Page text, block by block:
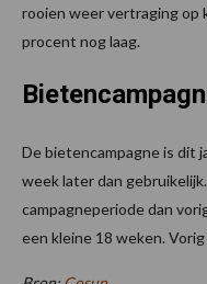
rooien weer vertraging op
procent nog laag.
De bietencampagne is dit
week later dan
campagneperiode dan
een kleine 18 weken.